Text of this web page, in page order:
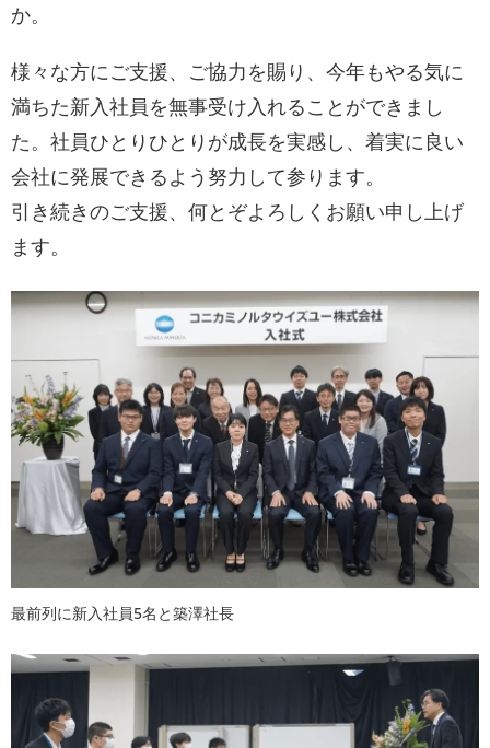
か。
様々な方にご支援、ご協力を賜り、今年もやる気に
満ちた新入社員を無事受け入れることができまし
た。社員ひとりひとりが成長を実感し、着実に良い
会社に発展できるよう努力して参ります。
引き続きのご支援、何とぞよろしくお願い申し上げ
ます。
最前列に新入社員5名と築澤社長